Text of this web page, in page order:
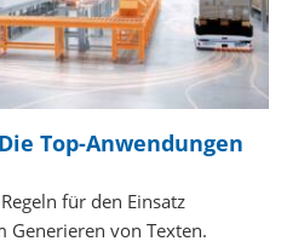
Top-Anwendungen
für den Einsatz
Generieren von Texten.